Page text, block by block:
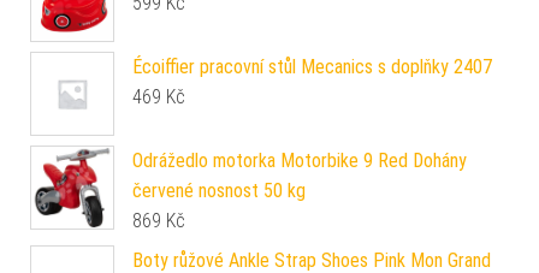
Écoiffier pracovní stůl Mecanics s doplňky 2407
469 Kč
Odrážedlo motorka Motorbike 9 Red Dohány
červené nosnost 50 kg
869 Kč
Boty růžové Ankle Strap Shoes Pink Mon Grand